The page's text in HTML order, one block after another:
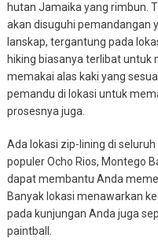
hutan Jamaika yang rimbun.
akan disuguhi pemandangan
lanskap, tergantung pada
hiking biasanya terlibat untuk
memakai alas kaki yang
pemandu di lokasi untuk
prosesnya juga.
Ada lokasi zip-lining di
populer Ocho Rios, Montego
dapat membantu Anda
Banyak lokasi menawarkan
pada kunjungan Anda juga
paintball.